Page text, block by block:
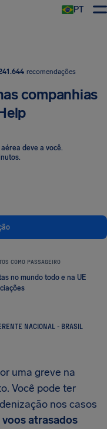
PT
recomendações
companhias
deve a você.
COMO PASSAGEIRO
no mundo todo e na UE
NACIONAL - BRASIL
uma greve na
Você pode ter
nos casos
voos atrasados